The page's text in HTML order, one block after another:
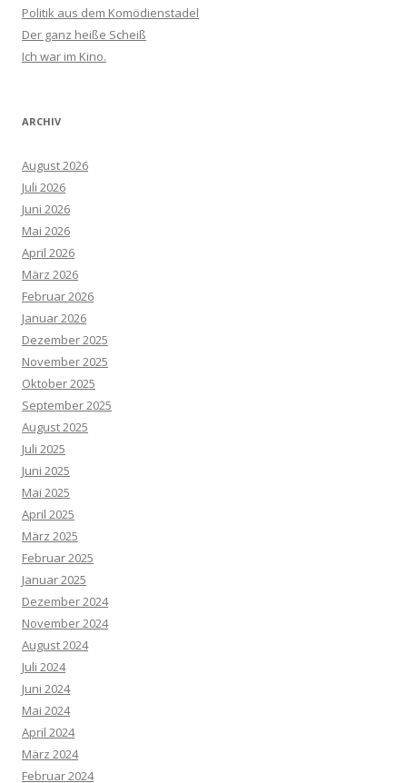
Politik aus dem Komödienstadel
Der ganz heiße Scheiß
Ich war im Kino.
ARCHIV
August 2026
Juli 2026
Juni 2026
Mai 2026
April 2026
März 2026
Februar 2026
Januar 2026
Dezember 2025
November 2025
Oktober 2025
September 2025
August 2025
Juli 2025
Juni 2025
Mai 2025
April 2025
März 2025
Februar 2025
Januar 2025
Dezember 2024
November 2024
August 2024
Juli 2024
Juni 2024
Mai 2024
April 2024
März 2024
Februar 2024